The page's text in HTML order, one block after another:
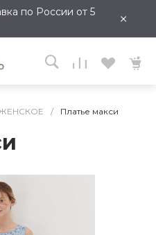
по России от 5
×
/ Платье макси